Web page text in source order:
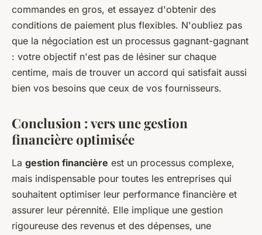
commandes en gros, et essayez d'obtenir des
conditions de paiement plus flexibles. N'oubliez pas
que la négociation est un processus gagnant-gagnant
: votre objectif n'est pas de lésiner sur chaque
centime, mais de trouver un accord qui satisfait aussi
bien vos besoins que ceux de vos fournisseurs.
Conclusion : vers une gestion
financière optimisée
La gestion financière est un processus complexe,
mais indispensable pour toutes les entreprises qui
souhaitent optimiser leur performance financière et
assurer leur pérennité. Elle implique une gestion
rigoureuse des revenus et des dépenses, une